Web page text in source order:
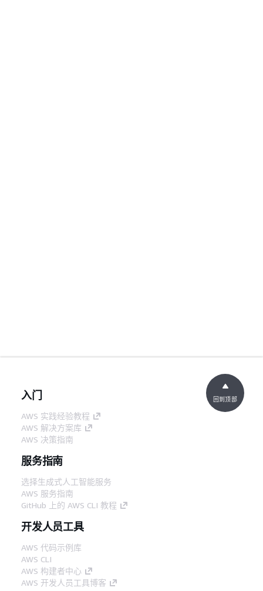
入门
AWS 实践经验教程
AWS 解决方案库
AWS 决策指南
服务指南
选择生成式人工智能服务
AWS 服务指南
GitHub 上的 AWS CLI 教程
开发人员工具
AWS 代码示例库
AWS CLI
AWS 构建者中心
AWS 开发人员工具博客
回到顶部